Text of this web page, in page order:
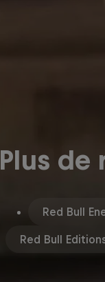
Plus de
Red Bull
Red Bull